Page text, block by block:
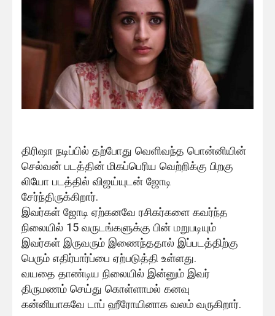
திரிஷா நடிப்பில் தற்போது வெளிவந்த பொன்னியின்
செல்வன் படத்தின் மிகப்பெரிய வெற்றிக்கு பிறகு
லியோ படத்தில் விஜய்யுடன் ஜோடி
சேர்ந்திருக்கிறார்.
இவர்கள் ஜோடி ஏற்கனவே ரசிகர்களை கவர்ந்த
நிலையில் 15 வருடங்களுக்கு பின் மறுபடியும்
இவர்கள் இருவரும் இணைந்ததால் இப்படத்திற்கு
பெரும் எதிர்பார்ப்பை ஏற்படுத்தி உள்ளது.
வயதை தாண்டிய நிலையில் இன்னும் இவர்
திருமணம் செய்து கொள்ளாமல் கனவு
கன்னியாகவே டாப் ஹீரோயினாக வலம் வருகிறார்.